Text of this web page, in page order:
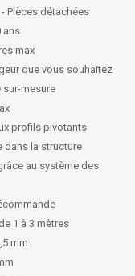
Pièces détachées
ans
max
que vous souhaitez
mesure
profils pivotants
dans la structure
au système des
1 à 3 mètres
mm